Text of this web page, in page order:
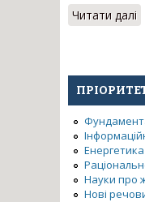
Читати далі
Науки про
Нові